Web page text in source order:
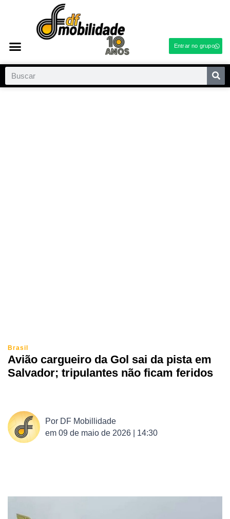
Entrar no grupo
Brasil
Avião cargueiro da Gol sai da pista em
Salvador; tripulantes não ficam feridos
Por DF Mobillidade
em 09 de maio de 2026 | 14:30